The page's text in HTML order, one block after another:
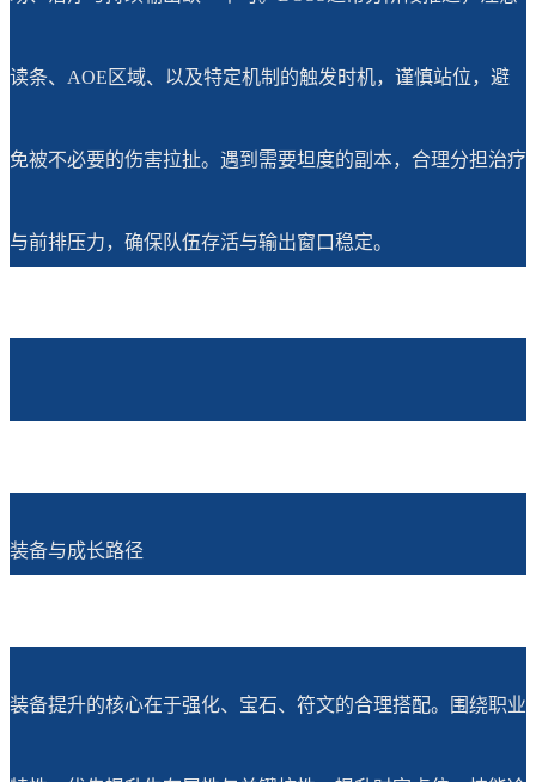
读条、AOE区域、以及特定机制的触发时机，谨慎站位，避
免被不必要的伤害拉扯。遇到需要坦度的副本，合理分担治疗
与前排压力，确保队伍存活与输出窗口稳定。
装备与成长路径
装备提升的核心在于强化、宝石、符文的合理搭配。围绕职业